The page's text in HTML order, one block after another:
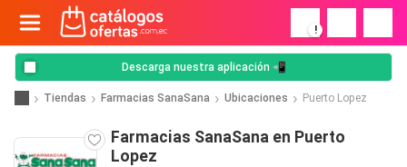
!
Descarga nuestra aplicación 📲
Tiendas Farmacias SanaSana Ubicaciones Puerto Lopez
Farmacias SanaSana en Puerto
Lopez